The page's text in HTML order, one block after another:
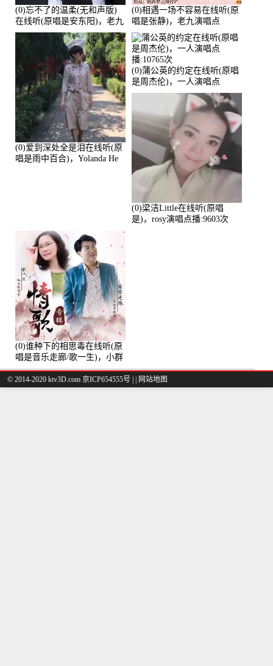
(0)忘不了的温柔(无和声版)
在线听(原唱是安东阳)，老九
演唱点播:17392次
(0)相遇一场不容易在线听(原
唱是张静)，老九演唱点
播:11453次
(0)爱到深处全是泪在线听(原
唱是雨中百合)，Yolanda He
(0)蒲公英的约定在线听(原唱
是周杰伦)，一人演唱点
播:10765次
(0)梁洁Little在线听(原唱
是)，rosy演唱点播:9603次
(0)谁种下的相思毒在线听(原
唱是音乐走廊/歌一生)，小群
演唱点播:8975次
© 2014-2020 ktv3D.com 京ICP654555号 | 网站地图